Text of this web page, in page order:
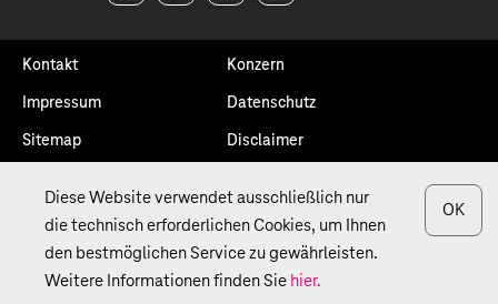
Kontakt Konzern
Impressum Datenschutz
Sitemap Disclaimer
© Deutsche Telekom AG
Diese Website verwendet ausschließlich nur
die technisch erforderlichen Cookies, um Ihnen
den bestmöglichen Service zu gewährleisten.
Weitere Informationen finden Sie hier.
OK